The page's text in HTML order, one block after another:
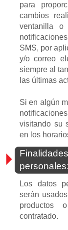
para
cambios
ventanilla o
SMS, por
y/o correo
siempre al
las últimas
Si en algún
visitando su
en los
personales:
Los datos
serán
productos
contratado.